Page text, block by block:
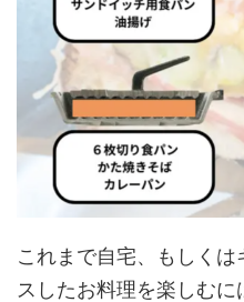
これまで自宅、もしく
スしたお料理を楽しむ